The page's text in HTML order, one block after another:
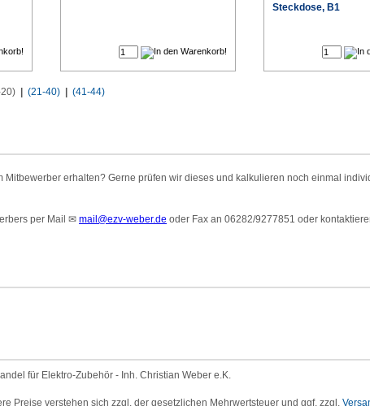
Steckdose, B1
(21-40) (41-44)
erhalten? Gerne prüfen wir dieses und kalkulieren noch einmal
per Mail ✉ mail@ezv-weber.de oder Fax an 06282/9277851 oder
für Elektro-Zubehör - Inh. Christian Weber e.K.
Preise verstehen sich zzgl. der gesetzlichen Mehrwertsteuer und ggf. zzgl.